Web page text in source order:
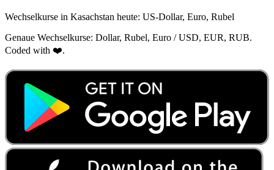
Wechselkurse in Kasachstan heute: US‑Dollar, Euro, Rubel
Genaue Wechselkurse: Dollar, Rubel, Euro / USD, EUR, RUB.
Coded with ❤️.